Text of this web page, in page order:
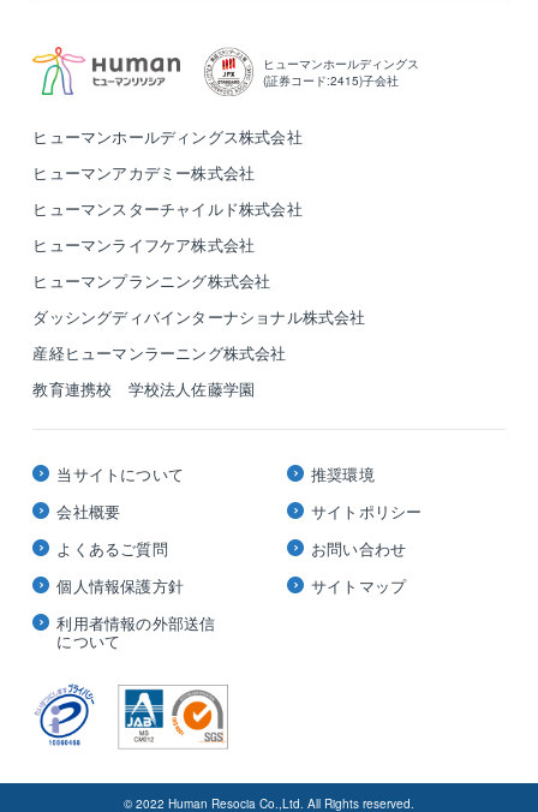
ヒューマンホールディングス
(証券コード:2415)子会社
ヒューマンホールディングス株式会社
ヒューマンアカデミー株式会社
ヒューマンスターチャイルド株式会社
ヒューマンライフケア株式会社
ヒューマンプランニング株式会社
ダッシングディバインターナショナル株式会社
産経ヒューマンラーニング株式会社
教育連携校 学校法人佐藤学園
当サイトについて
会社概要
よくあるご質問
個人情報保護方針
利用者情報の外部送信
について
推奨環境
サイトポリシー
お問い合わせ
サイトマップ
© 2022 Human Resocia Co.,Ltd. All Rights reserved.